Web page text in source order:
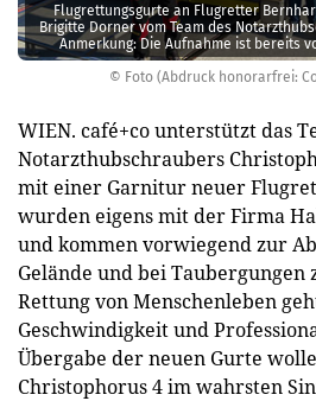
© Foto (Abdruck honorarfrei:
Flugrettungsgurte an Flugretter
Brigitte Dorner vom Team des
Anmerkung: Die Aufnahme ist bereits
Lockdown
WIEN. café+co unterstützt das
Notarzthubschraubers
mit einer Garnitur neuer
wurden eigens mit der Firma
und kommen vorwiegend zur
Gelände und bei Taubergungen
Rettung von Menschenleben
Geschwindigkeit und
Übergabe der neuen Gurte
Christophorus 4 im wahrsten